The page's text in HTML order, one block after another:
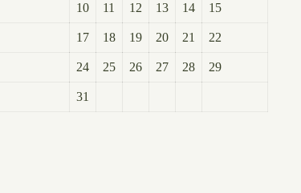
10 11 12 13 14 15
17 18 19 20 21 22
24 25 26 27 28 29
31